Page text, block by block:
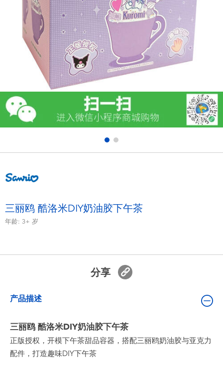
娃娃，芭比，收藏公仔
电子玩具
游戏及拼图系列
益智学习玩具
户外及运动产品
模仿，化妆及造型系列
毛绒公仔玩具
玩具促销
三丽鸥 酷洛米DIY奶油胶下午茶
年龄: 3+ 岁
分享
产品描述
三丽鸥 酷洛米DIY奶油胶下午茶
正版授权，开模下午茶甜品容器，搭配三丽鸥奶油胶与亚克力
配件，打造趣味DIY下午茶